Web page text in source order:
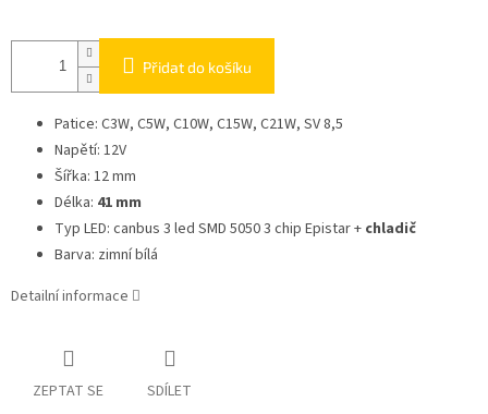
Přidat do košíku
Patice: C3W, C5W, C10W, C15W, C21W, SV 8,5
Napětí: 12V
Šířka: 12 mm
Délka: 41 mm
Typ LED: canbus 3 led SMD 5050 3 chip Epistar + chladič
Barva: zimní bílá
Detailní informace
ZEPTAT SE SDÍLET